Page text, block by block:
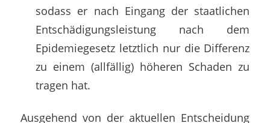
sodass er nach Eingang der staatlichen
Entschädigungsleistung nach dem
Epidemiegesetz letztlich nur die Differenz
zu einem (allfällig) höheren Schaden zu
tragen hat.
Ausgehend von der aktuellen Entscheidung